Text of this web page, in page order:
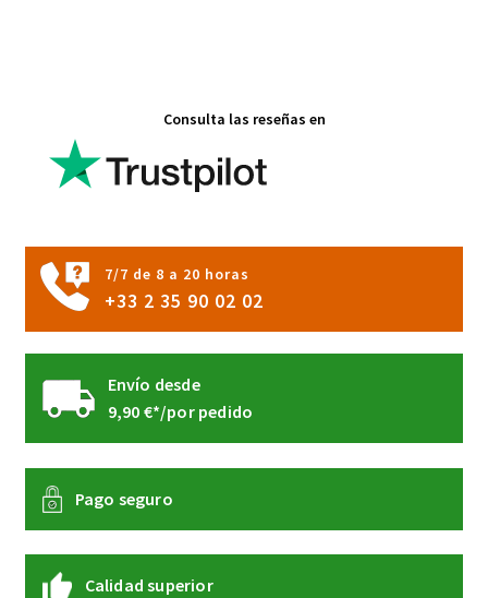
Consulta las reseñas en
7/7 de 8 a 20 horas
+33 2 35 90 02 02
Envío desde
9,90 €*/por pedido
Pago seguro
Calidad superior